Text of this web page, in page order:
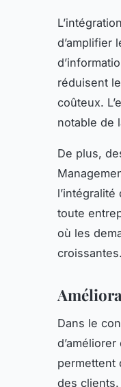
d’amplifier
réduisent
coûteux.
notable de
De plus,
l’intégralité
toute
où les
croissantes.
Dans le
permettent
des